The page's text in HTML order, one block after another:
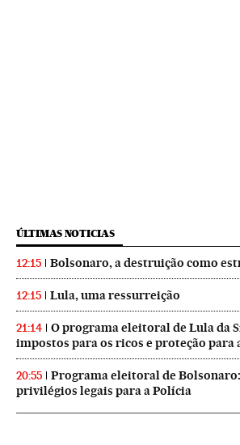
ÚLTIMAS NOTICIAS
12:15 Bolsonaro, a destruição como
12:15 Lula, uma ressurreição
21:14
O programa eleitoral de Lula da
impostos para os ricos e proteção para
20:55
Programa eleitoral de
privilégios legais para a Polícia